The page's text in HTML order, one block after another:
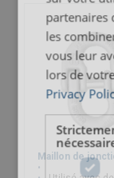
Maillon de
partenaires
les
vous leur
lors de
Privacy